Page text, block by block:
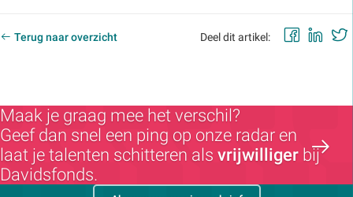
Terug naar overzicht Deel dit artikel:
Maak je graag mee het verschil?
Geef dan snel een ping op onze radar en
laat je talenten schitteren als vrijwilliger bij
Davidsfonds.